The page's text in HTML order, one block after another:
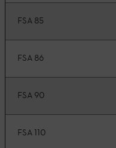
FSA 85
FSA 86
FSA 90
FSA 110